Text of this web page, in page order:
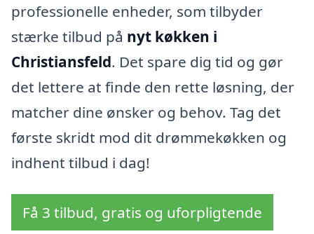
professionelle enheder, som tilbyder
stærke tilbud på nyt køkken i
Christiansfeld. Det spare dig tid og gør
det lettere at finde den rette løsning, der
matcher dine ønsker og behov. Tag det
første skridt mod dit drømmekøkken og
indhent tilbud i dag!
Få 3 tilbud, gratis og uforpligtende